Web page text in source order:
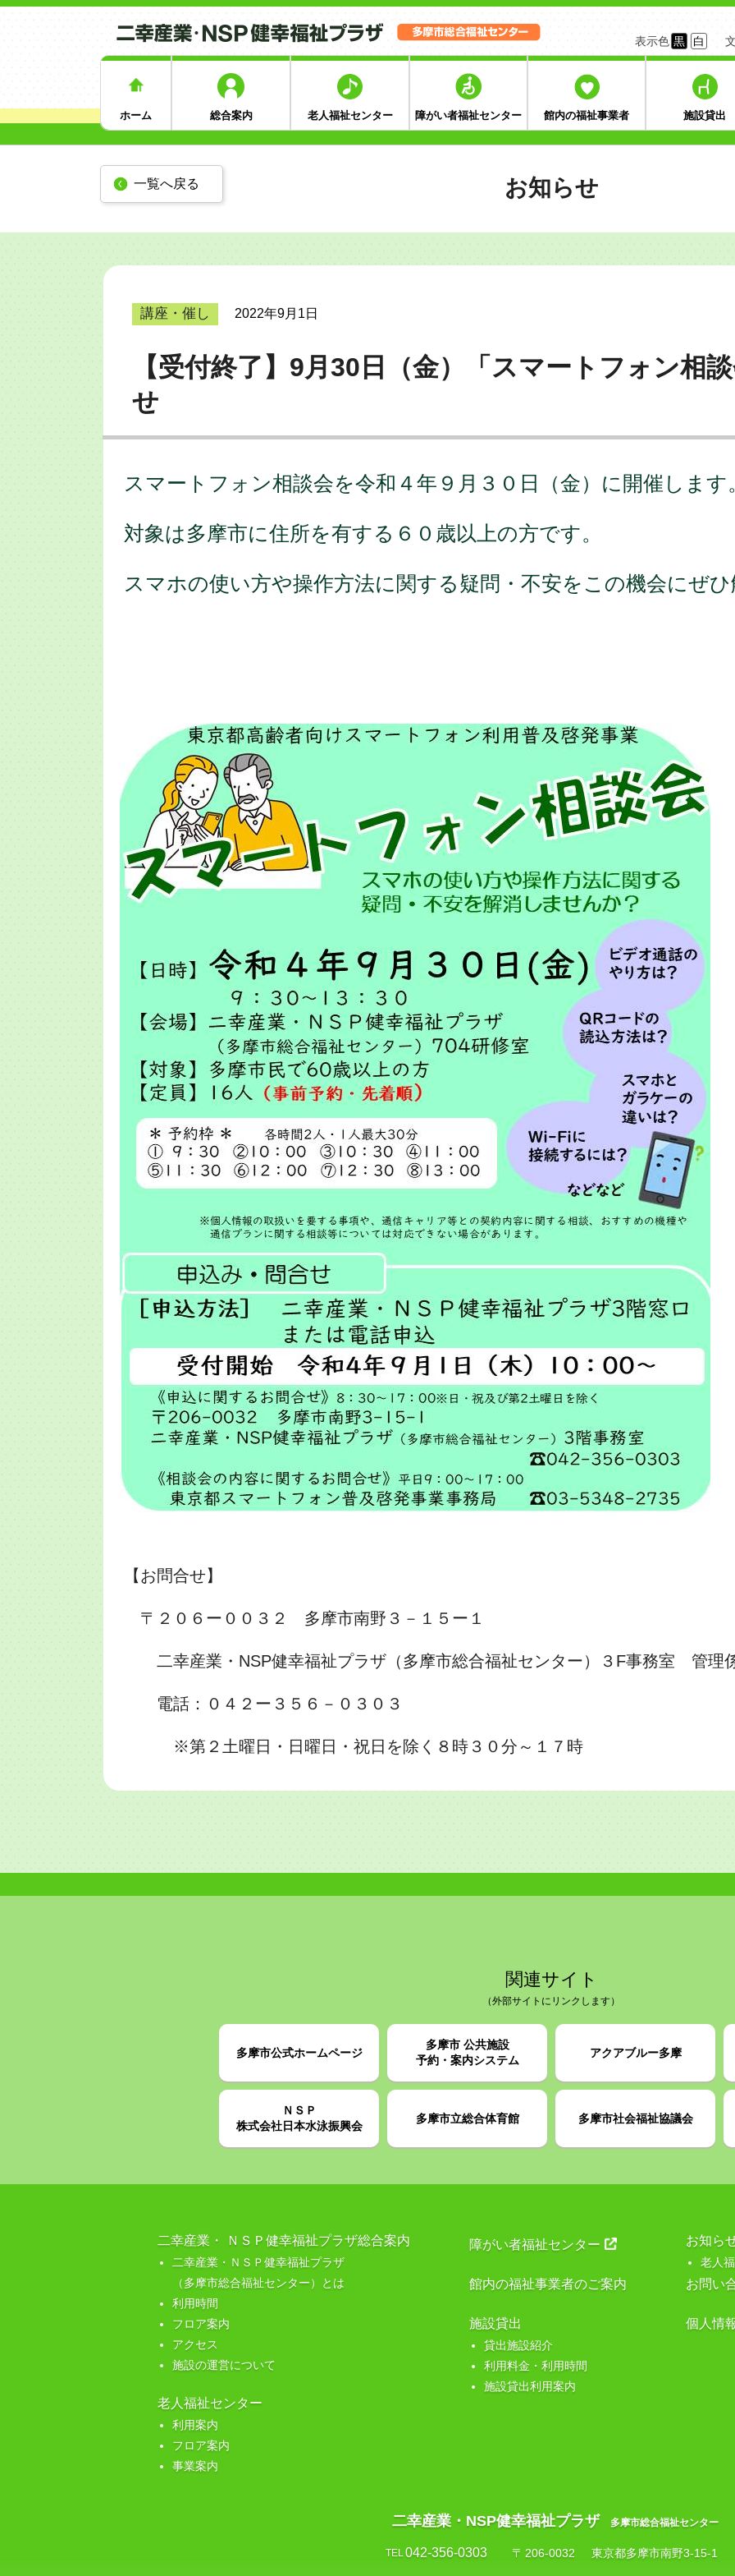
表示色 黒 白
ホーム 総合案内 老人福祉センター 障がい者福祉センター 館内の福祉事業者 施設貸出
一覧へ戻る お知らせ
講座・催し 2022年9月1日
【受付終了】9月30日（金）「スマートフォン相
せ
スマートフォン相談会を令和４年９月３０日（金）に開催します
対象は多摩市に住所を有する６０歳以上の方です。
スマホの使い方や操作方法に関する疑問・不安をこの機会にぜ
【お問合せ】
〒２０６ー００３２ 多摩市南野３－１５ー１
二幸産業・NSP健幸福祉プラザ（多摩市総合福祉センター）３F事務室 管理
電話：０４２ー３５６－０３０３
※第２土曜日・日曜日・祝日を除く８時３０分～１７時
関連サイト
（外部サイトにリンクします）
多摩市公式ホームページ
多摩市 公共施設
予約・案内システム
アクアブルー多摩
ＮＳＰ
株式会社日本水泳振興会
多摩市立総合体育館 多摩市社会福祉協議会
二幸産業・ ＮＳＰ健幸福祉プラザ総合案内
二幸産業・ＮＳＰ健幸福祉プラザ
（多摩市総合福祉センター）とは
利用時間
フロア案内
アクセス
施設の運営について
老人福祉センター
利用案内
フロア案内
事業案内
障がい者福祉センター
館内の福祉事業者のご案内
施設貸出
貸出施設紹介
利用料金・利用時間
施設貸出利用案内
お知ら
老人
お問い
個人情
二幸産業・NSP健幸福祉プラザ 多摩市総合福祉センター
TEL042-356-0303 〒 206-0032 東京都多摩市南野3-15-1